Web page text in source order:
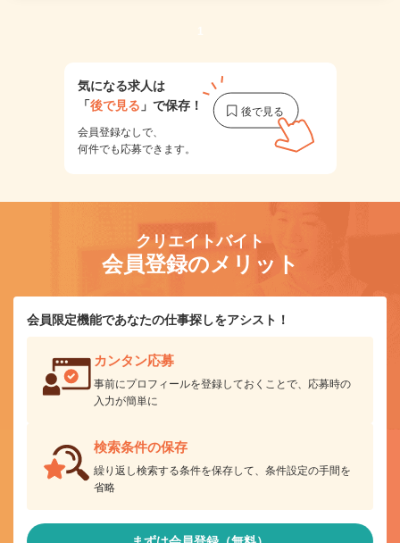
1
気になる求人は
「後で見る 」で保存！
会員登録なしで、
何件でも応募できます。
クリエイトバイト
会員登録のメリット
会員限定機能であなたの仕事探しをアシスト！
カンタン応募
事前にプロフィールを登録しておくことで、応募時の
入力が簡単に
検索条件の保存
繰り返し検索する条件を保存して、条件設定の手間を
省略